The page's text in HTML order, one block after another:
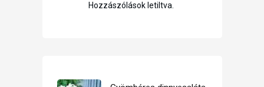
Hozzászólások letiltva.